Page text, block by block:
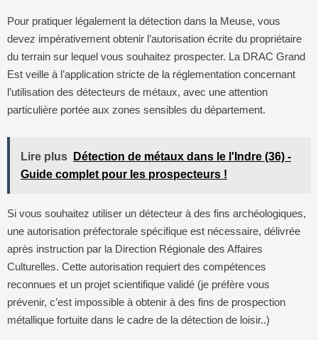
Pour pratiquer légalement la détection dans la Meuse, vous
devez impérativement obtenir l’autorisation écrite du propriétaire
du terrain sur lequel vous souhaitez prospecter. La DRAC Grand
Est veille à l’application stricte de la réglementation concernant
l’utilisation des détecteurs de métaux, avec une attention
particulière portée aux zones sensibles du département.
Lire plus
Détection de métaux dans le l'Indre (36) -
Guide complet pour les prospecteurs !
Si vous souhaitez utiliser un détecteur à des fins archéologiques,
une autorisation préfectorale spécifique est nécessaire, délivrée
après instruction par la Direction Régionale des Affaires
Culturelles. Cette autorisation requiert des compétences
reconnues et un projet scientifique validé (je préfère vous
prévenir, c’est impossible à obtenir à des fins de prospection
métallique fortuite dans le cadre de la détection de loisir..)